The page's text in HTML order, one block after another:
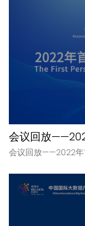
会议回放
会议回放——2022年